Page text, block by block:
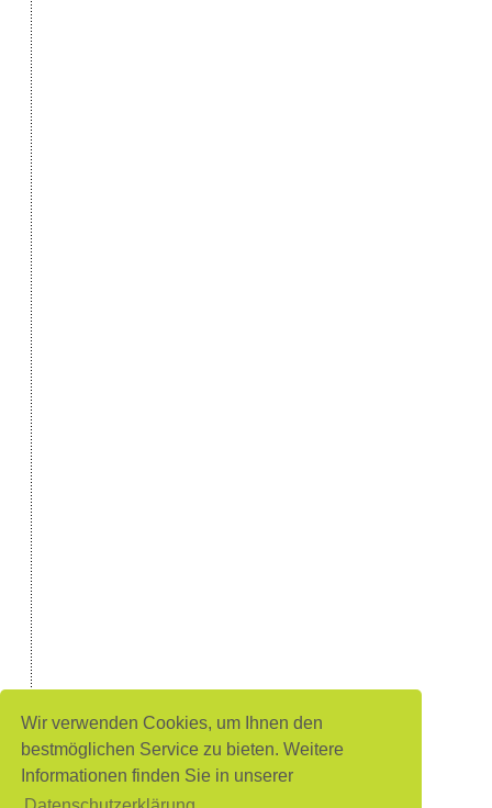
Wir verwenden Cookies, um Ihnen den
bestmöglichen Service zu bieten. Weitere
Informationen finden Sie in unserer